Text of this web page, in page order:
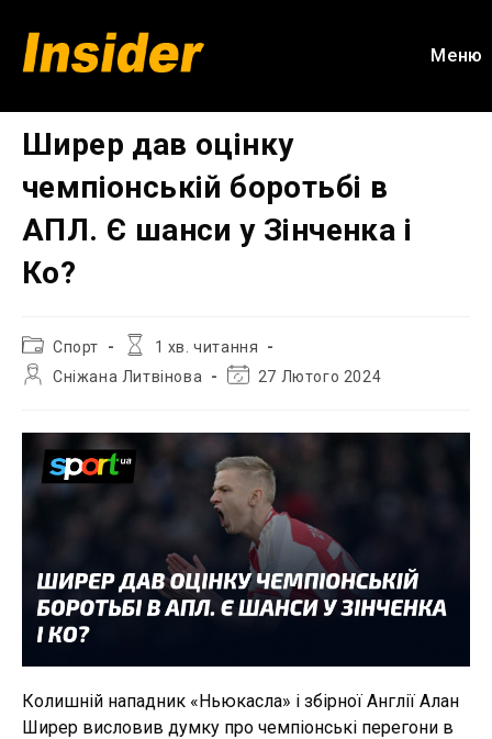
вмісту
Меню
Ширер дав оцінку
чемпіонській боротьбі в
АПЛ. Є шанси у Зінченка і
Ко?
Категорія
запису:
Спорт
Час
1 хв. читання
АвторСніжана Литвінова
Остання27 Лютого 2024
Колишній нападник «Ньюкасла» і збірної Англії Алан
Ширер висловив думку про чемпіонські перегони в